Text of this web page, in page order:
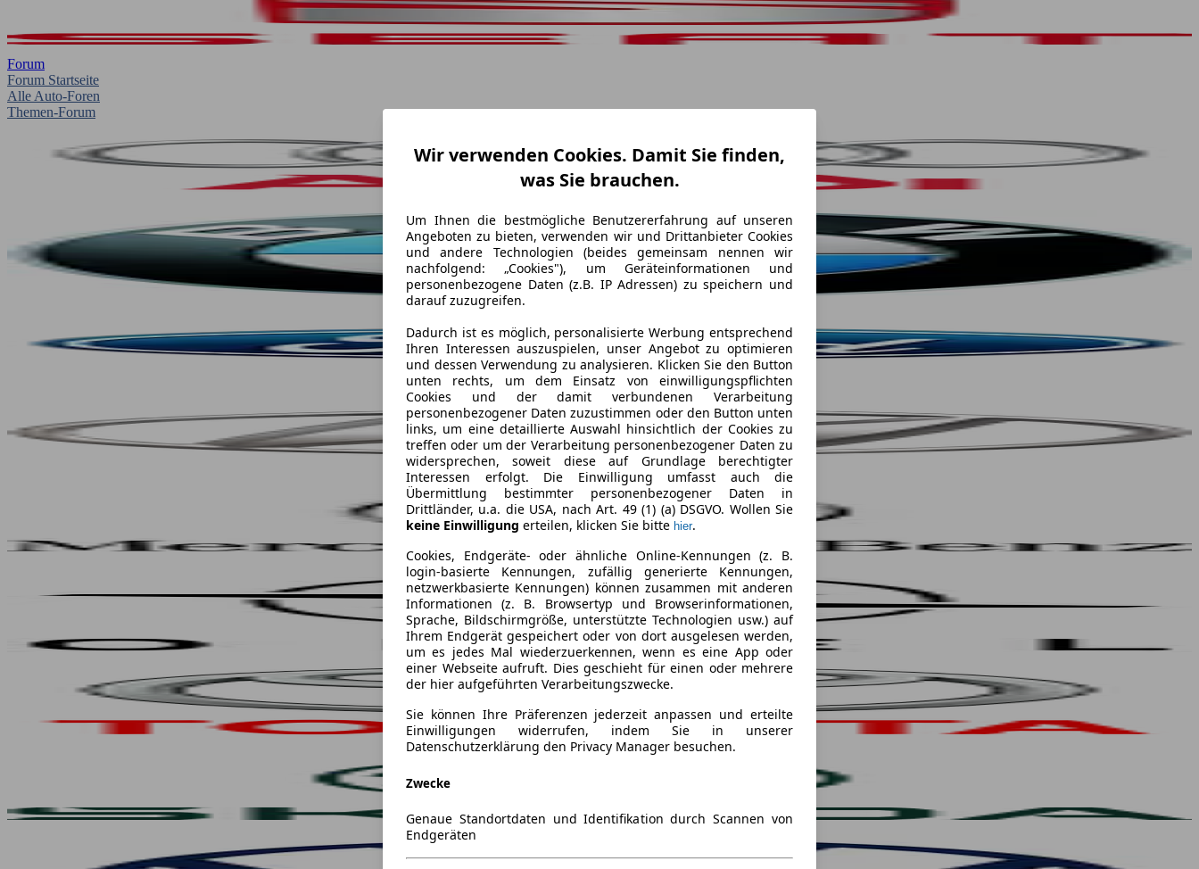
Forum
Forum Startseite
Alle Auto-Foren
Themen-Forum
Wir verwenden Cookies. Damit Sie finden,
was Sie brauchen.
Um Ihnen die bestmögliche Benutzererfahrung auf unseren
Angeboten zu bieten, verwenden wir und Drittanbieter Cookies
und andere Technologien (beides gemeinsam nennen wir
nachfolgend: „Cookies"), um Geräteinformationen und
personenbezogene Daten (z.B. IP Adressen) zu speichern und
darauf zuzugreifen.
Dadurch ist es möglich, personalisierte Werbung entsprechend
Ihren Interessen auszuspielen, unser Angebot zu optimieren
und dessen Verwendung zu analysieren. Klicken Sie den Button
unten rechts, um dem Einsatz von einwilligungspflichten
Cookies und der damit verbundenen Verarbeitung
personenbezogener Daten zuzustimmen oder den Button unten
links, um eine detaillierte Auswahl hinsichtlich der Cookies zu
treffen oder um der Verarbeitung personenbezogener Daten zu
widersprechen, soweit diese auf Grundlage berechtigter
Interessen erfolgt. Die Einwilligung umfasst auch die
Übermittlung bestimmter personenbezogener Daten in
Drittländer, u.a. die USA, nach Art. 49 (1) (a) DSGVO. Wollen Sie
keine Einwilligung erteilen, klicken Sie bitte hier.
Cookies, Endgeräte- oder ähnliche Online-Kennungen (z. B.
login-basierte Kennungen, zufällig generierte Kennungen,
netzwerkbasierte Kennungen) können zusammen mit anderen
Informationen (z. B. Browsertyp und Browserinformationen,
Sprache, Bildschirmgröße, unterstützte Technologien usw.) auf
Ihrem Endgerät gespeichert oder von dort ausgelesen werden,
um es jedes Mal wiederzuerkennen, wenn es eine App oder
einer Webseite aufruft. Dies geschieht für einen oder mehrere
der hier aufgeführten Verarbeitungszwecke.
Sie können Ihre Präferenzen jederzeit anpassen und erteilte
Einwilligungen widerrufen, indem Sie in unserer
Datenschutzerklärung den Privacy Manager besuchen.
Zwecke
Genaue Standortdaten und Identifikation durch Scannen von
Endgeräten